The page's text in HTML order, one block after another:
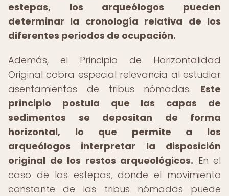
estepas, los arqueólogos pueden
determinar la cronología relativa de los
diferentes periodos de ocupación.
Además, el Principio de Horizontalidad
Original cobra especial relevancia al estudiar
asentamientos de tribus nómadas. Este
principio postula que las capas de
sedimentos se depositan de forma
horizontal, lo que permite a los
arqueólogos interpretar la disposición
original de los restos arqueológicos. En el
caso de las estepas, donde el movimiento
constante de las tribus nómadas puede